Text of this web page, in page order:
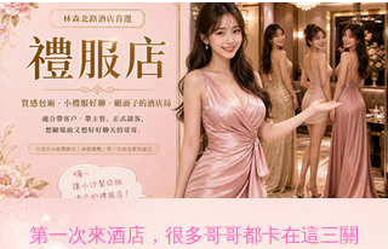
第一次來酒店，很多哥哥都卡在這三關